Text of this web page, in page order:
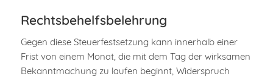
Rechtsbehelfsbelehrung
Gegen diese Steuerfestsetzung kann innerhalb einer
Frist von einem Monat, die mit dem Tag der wirksamen
Bekanntmachung zu laufen beginnt, Widerspruch